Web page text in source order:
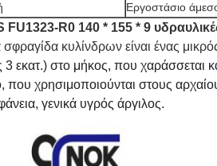
Εργοστάσιο
FU1323-R0 140 * 155 * 9
σφραγίδα κυλίνδρων είναι ένας
3 εκατ.) στο μήκος, που χαράσσεται
που χρησιμοποιούνται στους
γενικά υγρός άργιλος.